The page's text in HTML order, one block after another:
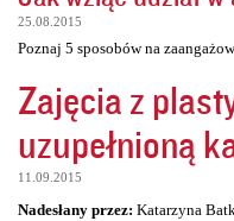
25.08.2015
Poznaj 5 sposobów na
Zajęcia z
uzupełnioną
11.09.2015
Nadesłany przez: Katarzyna